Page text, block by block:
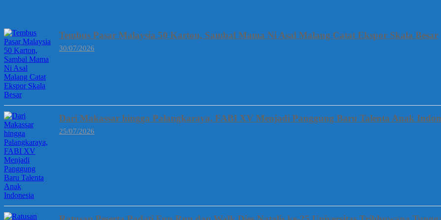
Tembus Pasar Malaysia 50 Karton, Sambal Mama Ni Asal Malang Catat Ekspor Skala Besar
30/07/2026
Dari Makassar hingga Palangkaraya, FABI XV Menjadi Panggung Baru Talenta Anak
25/07/2026